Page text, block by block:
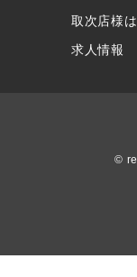
取次店様
求人情報
©